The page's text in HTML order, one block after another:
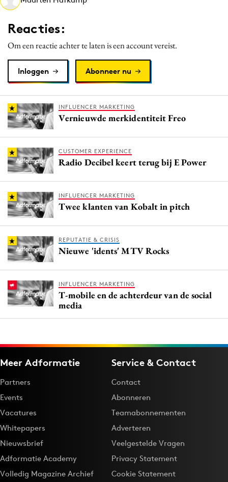
Martech
Media
Programmatic
Purpose Marketing
Reputatie & crisis
Reacties:
Om een reactie achter te laten is een account vereist.
Inloggen Abonneer nu
INFLUENCER MARKETING
Vernieuwde merkidentiteit Freo
CUSTOMER EXPERIENCE
Radio Decibel keert terug bij E Power
INFLUENCER MARKETING
Twee klanten van Kobalt in pitch
REPUTATIE & CRISIS
Nieuwe 'idents' MTV Rocks
INFLUENCER MARKETING
T-mobile en de achterdeur van de social
media
Meer Adformatie
Partners
Events
Vacatures
Whitepapers
Nieuwsbrief
Adformatie Academy
Volledig Magazine Archief
Service & Contact
Contact
Abonneren
Teamabonnementen
Adverteren
Veelgestelde Vragen
Privacy Statement
Cookie Statement